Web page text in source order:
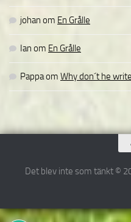
johan om En Grålle
Ian om En Grålle
Pappaom Why don´t he
Det blev inte som tänkt ©